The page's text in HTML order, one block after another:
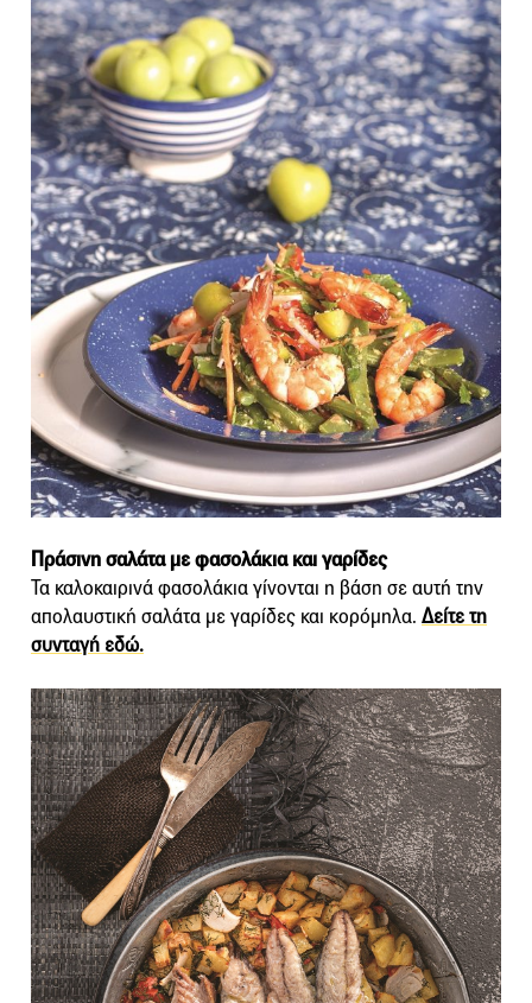
Πράσινη σαλάτα με φασολάκια και γαρίδες
Τα καλοκαιρινά φασολάκια γίνονται η βάση σε αυτή την
απολαυστική σαλάτα με γαρίδες και κορόμηλα. Δείτε τη
συνταγή εδώ.